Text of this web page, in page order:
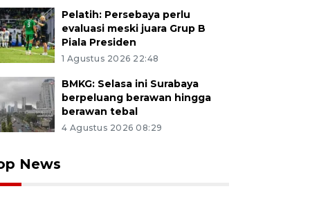
Pelatih: Persebaya perlu
evaluasi meski juara Grup B
Piala Presiden
1 Agustus 2026 22:48
BMKG: Selasa ini Surabaya
berpeluang berawan hingga
berawan tebal
4 Agustus 2026 08:29
News